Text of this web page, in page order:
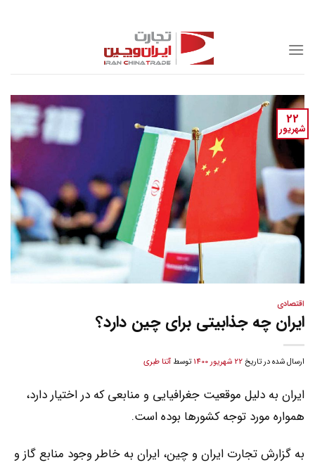
content
22
شهریور
اقتصادی
ایران چه جذابیتی برای چین دارد؟
ارسال شده در تاریخ22 شهریور 1400 توسط آتنا طبری
ایران به دلیل موقعیت جغرافیایی و منابعی که در اختیار دارد،
همواره مورد توجه کشورها بوده است.
به گزارش تجارت ایران و چین، ایران به خاطر وجود منابع گاز و